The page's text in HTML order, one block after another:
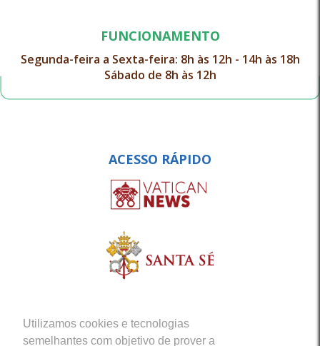
Utilizamos cookies e tecnologias
semelhantes com objetivo de prover a
FUNCIONAMENTO
Segunda-feira a Sexta-feira: 8h às 12h - 14h às 18h
Sábado de 8h às 12h
ACESSO RÁPIDO